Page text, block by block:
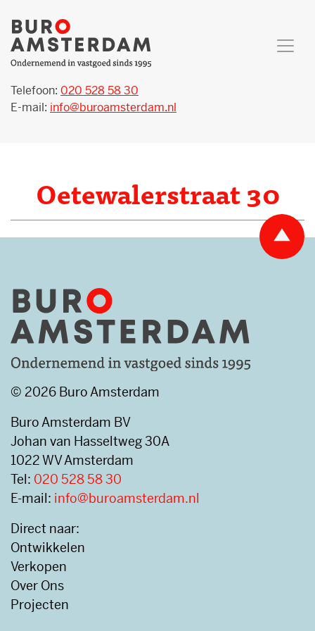
Telefoon: 020 528 58 30
E-mail: info@buroamsterdam.nl
Oetewalerstraat 30
© 2026 Buro Amsterdam
Buro Amsterdam BV
Johan van Hasseltweg 30A
1022 WV Amsterdam
Tel: 020 528 58 30
E-mail: info@buroamsterdam.nl
Direct naar:
Ontwikkelen
Verkopen
Over Ons
Projecten